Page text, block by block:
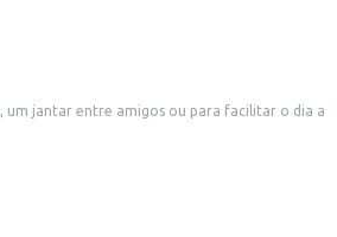
um jantar entre amigos ou para facilitar o dia a